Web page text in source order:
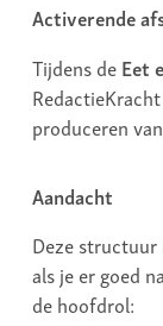
Activerende
Tijdens deEet
produceren
Aandacht
Deze
als je er goed
de hoofdrol: